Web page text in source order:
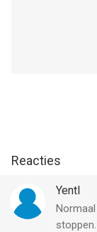
Reacties
Yentl